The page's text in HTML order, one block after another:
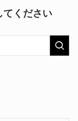
ください